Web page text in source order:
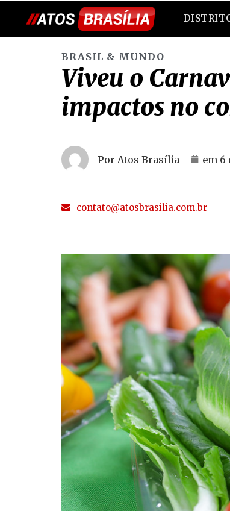
BRASIL & MUNDO
Viveu o
impactos no
Por Atos Brasília em 6
contato@atosbrasilia.com.br